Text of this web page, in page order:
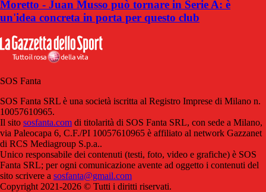
Moretto - Juan Musso può tornare in Serie A: è
un'idea concreta in porta per questo club
SOS Fanta
SOS Fanta SRL è una società iscritta al Registro Imprese di Milano n.
10057610965.
Il sito sosfanta.com di titolarità di SOS Fanta SRL, con sede a Milano,
via Paleocapa 6, C.F./PI 10057610965 è affiliato al network Gazzanet
di RCS Mediagroup S.p.a..
Unico responsabile dei contenuti (testi, foto, video e grafiche) è SOS
Fanta SRL; per ogni comunicazione avente ad oggetto i contenuti del
sito scrivere a sosfanta@gmail.com
Copyright 2021-2026 © Tutti i diritti riservati.